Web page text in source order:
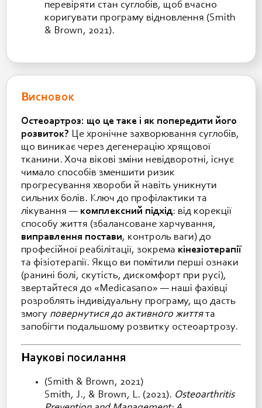
перевіряти стан суглобів, щоб вчасно
коригувати програму відновлення (Smith
& Brown, 2021).
Висновок
Остеоартроз: що це таке і як попередити його
розвиток? Це хронічне захворювання суглобів,
що виникає через дегенерацію хрящової
тканини. Хоча вікові зміни невідворотні, існує
чимало способів зменшити ризик
прогресування хвороби й навіть уникнути
сильних болів. Ключ до профілактики та
лікування — комплексний підхід: від корекції
способу життя (збалансоване харчування,
виправлення постави, контроль ваги) до
професійної реабілітації, зокрема кінезіотерапії
та фізіотерапії. Якщо ви помітили перші ознаки
(ранині болі, скутість, дискомфорт при русі),
звертайтеся до «Medicasano» — наші фахівці
розроблять індивідуальну програму, що дасть
змогу повернутися до активного життята
запобігти подальшому розвитку остеоартрозу.
Наукові посилання
(Smith & Brown, 2021)
Smith, J., & Brown, L. (2021). Osteoarthritis